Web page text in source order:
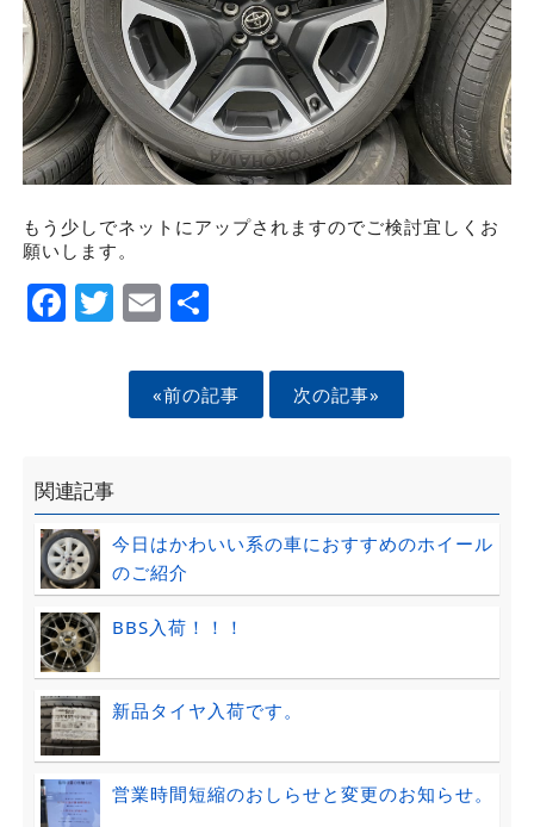
もう少しでネットにアップされますのでご検討宜しくお
願いします。
Facebook
Twitter
EmailShare
«前の記事 次の記事»
関連記事
今日はかわいい系の車におすすめのホイール
のご紹介
BBS入荷！！！
新品タイヤ入荷です。
営業時間短縮のおしらせと変更のお知らせ。